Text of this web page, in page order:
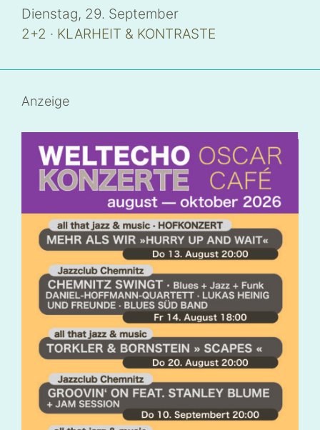
t
e
g
f
t
Dienstag, 29. September
2+2 · KLARHEIT & KONTRASTE
Anzeige